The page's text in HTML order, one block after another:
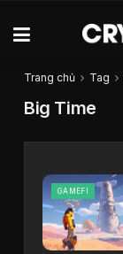
Trang chủ Tag
Big Time
GAMEFI